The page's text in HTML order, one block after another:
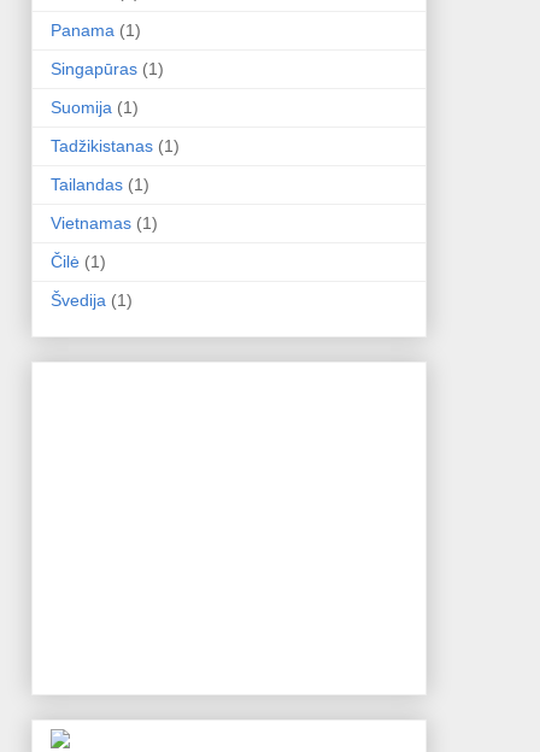
Panama (1)
Singapūras (1)
Suomija (1)
Tadžikistanas (1)
Tailandas (1)
Vietnamas (1)
Čilė (1)
Švedija (1)